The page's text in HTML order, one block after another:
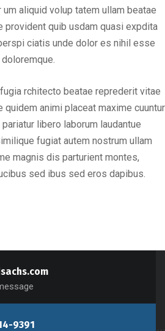
aliquid volup tatem ullam beatae
provident quib usdam quasi expdita
ciatis unde dolor es nihil esse
rchitecto beatae reprederit vitae
animi placeat maxime cuuntur
libero laborum laudantue
fugiat autem nostrum ullam
magnis dis parturient montes,
sed ibus sed eros dapibus.
9391